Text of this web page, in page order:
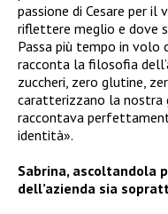
passione di Cesare per il
riflettere meglio e dove
Passa più tempo in volo
racconta la filosofia
zuccheri, zero glutine,
caratterizzano la nostra
raccontava
identità».
Sabrina, ascoltandola
dell’azienda sia